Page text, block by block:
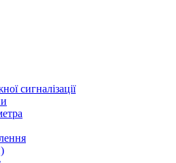
сигналізації